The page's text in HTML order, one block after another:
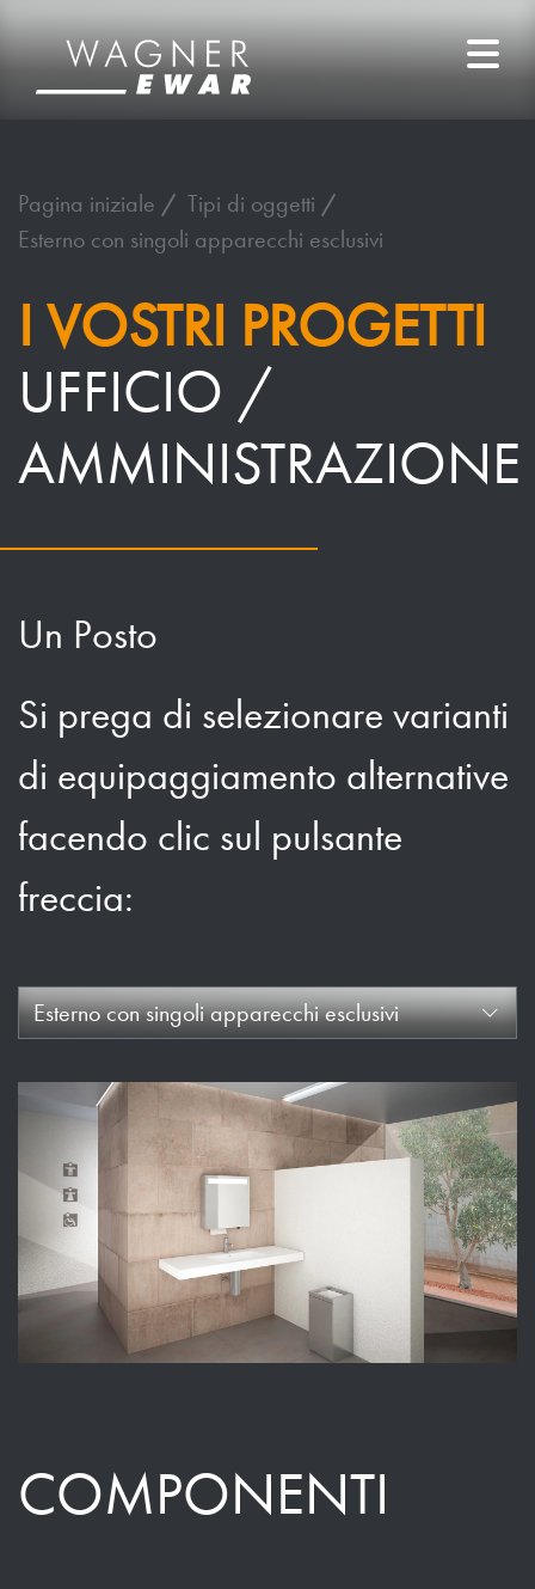
Pagina iniziale
Tipi di oggetti
Esterno con singoli apparecchi esclusivi
I VOSTRI PROGETTI
UFFICIO /
AMMINISTRAZIONE
Un Posto
Si prega di selezionare varianti
di equipaggiamento alternative
facendo clic sul pulsante
freccia:
Esterno con singoli apparecchi esclusivi
COMPONENTI